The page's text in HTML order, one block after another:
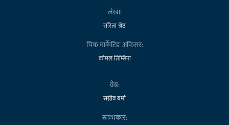
लेखा:
सरिता श्रेष्ठ
चिफ मार्केटिङ अफिसर:
कोमल तिम्सिना
वेब:
सञ्जीव बर्मा
स्तम्भकार: